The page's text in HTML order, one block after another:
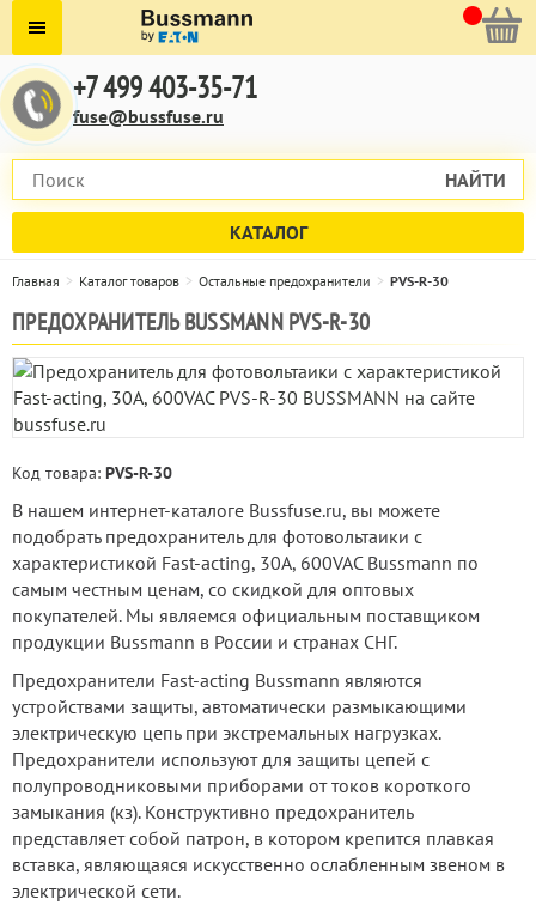
+7 499 403-35-71
fuse@bussfuse.ru
НАЙТИ
КАТАЛОГ
Главная Каталог товаров Остальные предохранители PVS-R-30
ПРЕДОХРАНИТЕЛЬ BUSSMANN PVS-R-30
Код товара: PVS-R-30
В нашем интернет-каталоге Bussfuse.ru, вы можете
подобрать предохранитель для фотовольтаики с
характеристикой Fast-acting, 30А, 600VAC Bussmann по
самым честным ценам, со скидкой для оптовых
покупателей. Мы являемся официальным поставщиком
продукции Bussmann в России и странах СНГ.
Предохранители Fast-acting Bussmann являются
устройствами защиты, автоматически размыкающими
электрическую цепь при экстремальных нагрузках.
Предохранители используют для защиты цепей с
полупроводниковыми приборами от токов короткого
замыкания (кз). Конструктивно предохранитель
представляет собой патрон, в котором крепится плавкая
вставка, являющаяся искусственно ослабленным звеном в
электрической сети.